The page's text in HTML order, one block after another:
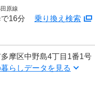
原線
16分 乗り換え検索
摩区中野島4丁目1番1号
らしデータを見る